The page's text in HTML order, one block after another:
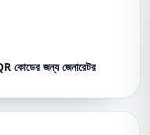
কোডের জন্য জেনারেটর